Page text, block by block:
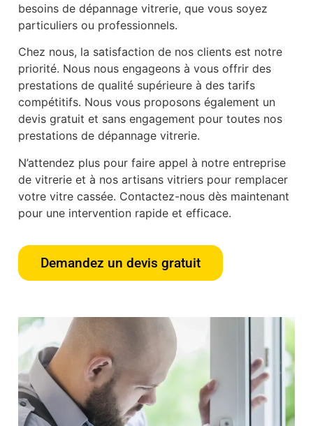
besoins de dépannage vitrerie, que vous soyez
particuliers ou professionnels.
Chez nous, la satisfaction de nos clients est notre
priorité. Nous nous engageons à vous offrir des
prestations de qualité supérieure à des tarifs
compétitifs. Nous vous proposons également un
devis gratuit et sans engagement pour toutes nos
prestations de dépannage vitrerie.
N’attendez plus pour faire appel à notre entreprise
de vitrerie et à nos artisans vitriers pour remplacer
votre vitre cassée. Contactez-nous dès maintenant
pour une intervention rapide et efficace.
Demandez un devis gratuit